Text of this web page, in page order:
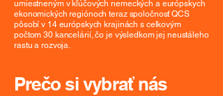
umiestneným v kľúčových nemeckých a európskych
ekonomických regiónoch teraz spoločnosť QCS
pôsobí v 14 európskych krajinách s celkovým
počtom 30 kancelárií, čo je výsledkom jej neustáleho
rastu a rozvoja.
Prečo si vybrať nás